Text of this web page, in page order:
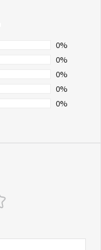
0%
0%
0%
0%
0%